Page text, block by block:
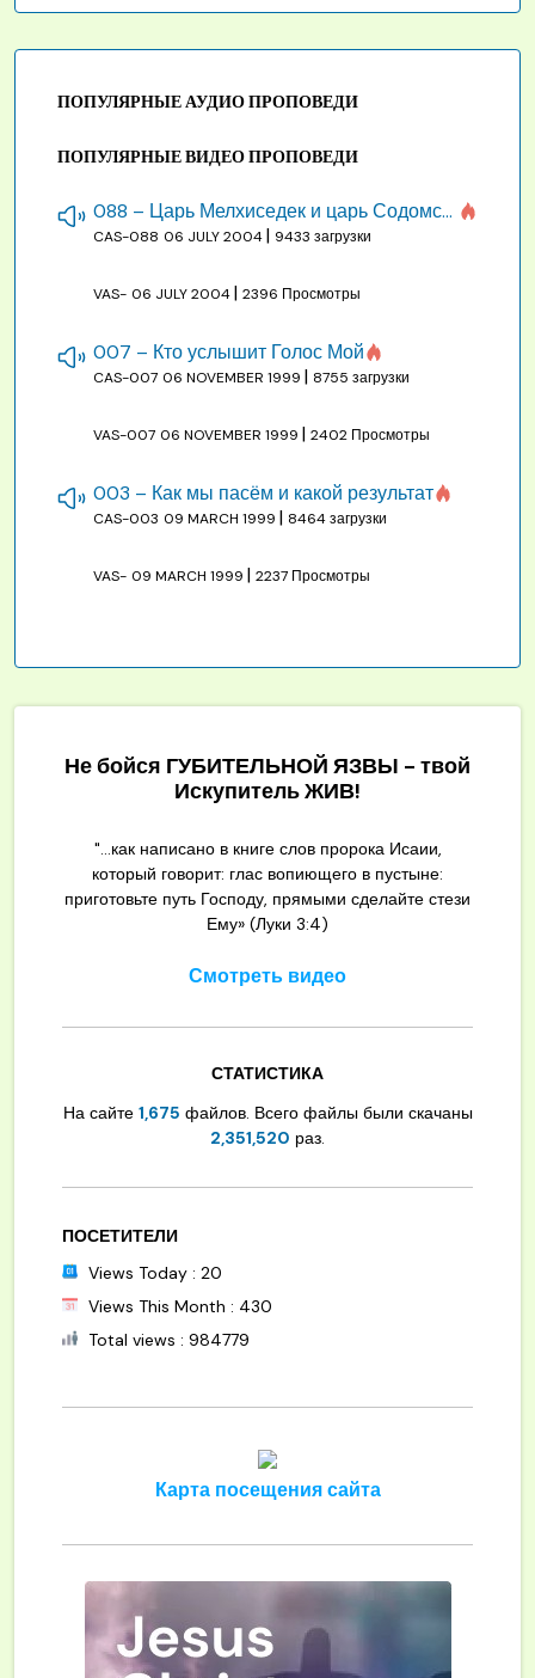
ПОПУЛЯРНЫЕ АУДИО ПРОПОВЕДИ
ПОПУЛЯРНЫЕ ВИДЕО ПРОПОВЕДИ
088 – Царь Мелхиседек и царь Содомский
CAS-088 06 JULY 2004| 9433 загрузки
VAS- 06 JULY 2004| 2396 Просмотры
007 – Кто услышит Голос Мой
CAS-007 06 NOVEMBER 1999 | 8755 загрузки
VAS-007 06 NOVEMBER 1999 | 2402 Просмотры
003 – Как мы пасём и какой результат
CAS-003 09 MARCH 1999 | 8464 загрузки
VAS- 09 MARCH 1999 | 2237 Просмотры
Не бойся ГУБИТЕЛЬНОЙ ЯЗВЫ - твой
Искупитель ЖИВ!
"...как написано в книге слов пророка Исаии,
который говорит: глас вопиющего в пустыне:
приготовьте путь Господу, прямыми сделайте стези
Ему» (Луки 3:4)
Смотреть видео
СТАТИСТИКА
На сайте 1,675 файлов. Всего файлы были скачаны
2,351,520 раз.
ПОСЕТИТЕЛИ
Views Today : 20
Views This Month : 430
Total views : 984779
Карта посещения сайта